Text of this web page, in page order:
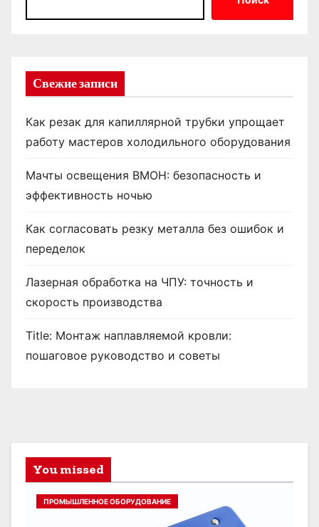
Свежие записи
Как резак для капиллярной трубки упрощает
работу мастеров холодильного оборудования
Мачты освещения ВМОН: безопасность и
эффективность ночью
Как согласовать резку металла без ошибок и
переделок
Лазерная обработка на ЧПУ: точность и
скорость производства
Title: Монтаж наплавляемой кровли:
пошаговое руководство и советы
You missed
ПРОМЫШЛЕННОЕ ОБОРУДОВАНИЕ